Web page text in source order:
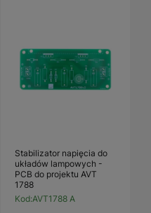
Stabilizator napięcia do
układów lampowych -
PCB do projektu AVT
1788
Kod:AVT1788 A